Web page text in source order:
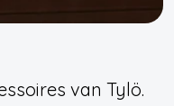
van Tylö.